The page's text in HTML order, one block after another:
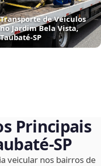
Transporte de Veículos
no Jardim Bela Vista,
Taubaté‑SP
Principais
veicular nos bairros de